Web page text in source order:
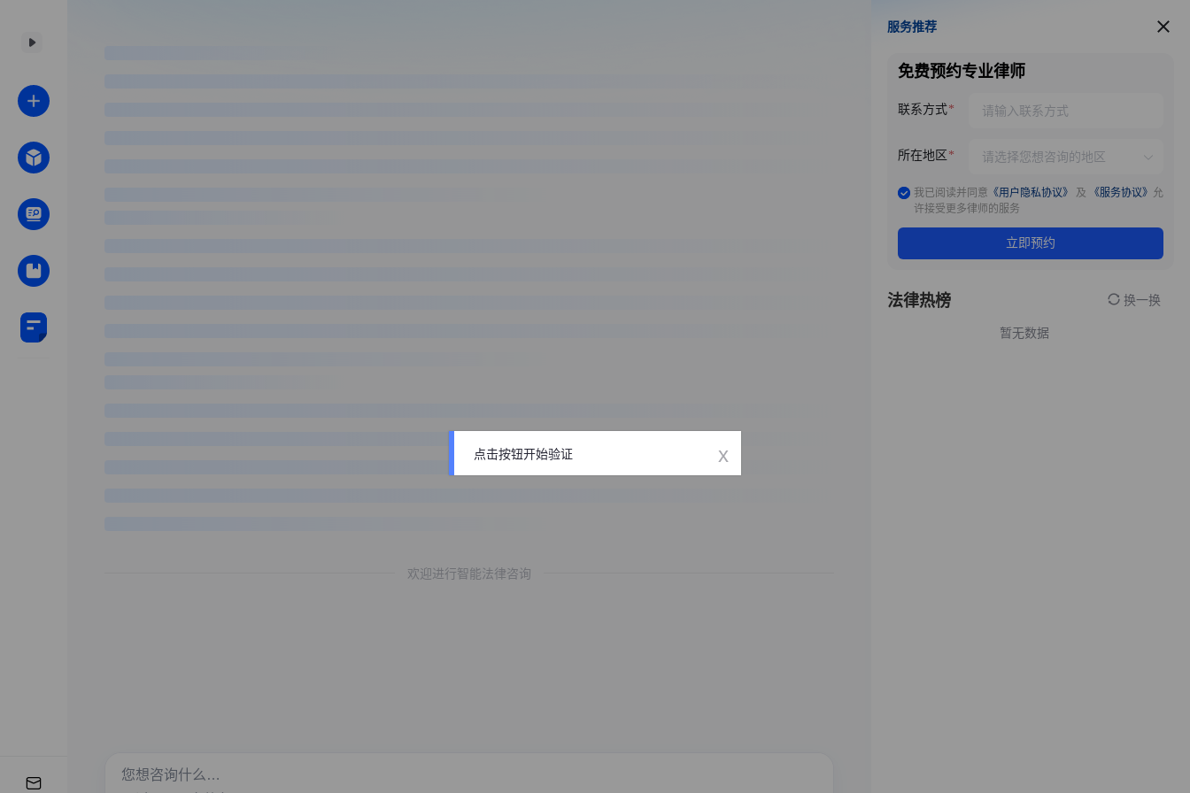
欢迎进行智能法律咨询
服务推荐
服务推荐
免费预约专业律师
联系方式
所在地区
我已阅读并同意 《用户隐私协议》 及 《服务协议》 允
许接受更多律师的服务
立即预约
法律热榜 换一换
暂无数据
点击按钮开始验证 x